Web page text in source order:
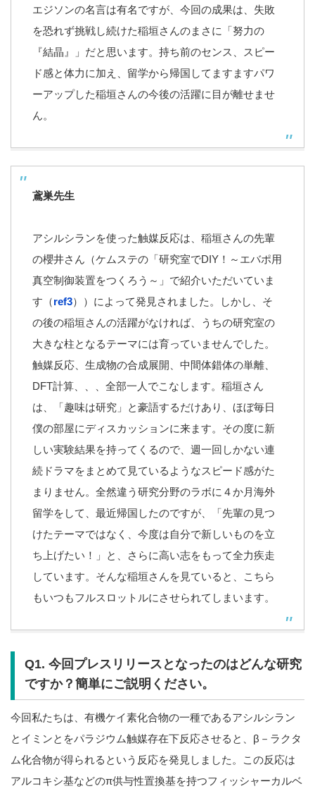
エジソンの名言は有名ですが、今回の成果は、失敗
を恐れず挑戦し続けた稲垣さんのまさに「努力の
『結晶』」だと思います。持ち前のセンス、スピー
ド感と体力に加え、留学から帰国してますますパワ
ーアップした稲垣さんの今後の活躍に目が離せませ
ん。
鳶巣先生
アシルシランを使った触媒反応は、稲垣さんの先輩
の櫻井さん（ケムステの「研究室でDIY！～エバポ用
真空制御装置をつくろう～」で紹介いただいていま
す（ref3））によって発見されました。しかし、そ
の後の稲垣さんの活躍がなければ、うちの研究室の
大きな柱となるテーマには育っていませんでした。
触媒反応、生成物の合成展開、中間体錯体の単離、
DFT計算、、、全部一人でこなします。稲垣さん
は、「趣味は研究」と豪語するだけあり、ほぼ毎日
僕の部屋にディスカッションに来ます。その度に新
しい実験結果を持ってくるので、週一回しかない連
続ドラマをまとめて見ているようなスピード感がた
まりません。全然違う研究分野のラボに４か月海外
留学をして、最近帰国したのですが、「先輩の見つ
けたテーマではなく、今度は自分で新しいものを立
ち上げたい！」と、さらに高い志をもって全力疾走
しています。そんな稲垣さんを見ていると、こちら
もいつもフルスロットルにさせられてしまいます。
Q1. 今回プレスリリースとなったのはどんな研究
ですか？簡単にご説明ください。
今回私たちは、有機ケイ素化合物の一種であるアシルシラン
とイミンとをパラジウム触媒存在下反応させると、β－ラクタ
ム化合物が得られるという反応を発見しました。この反応は
アルコキシ基などのπ供与性置換基を持つフィッシャーカルベ